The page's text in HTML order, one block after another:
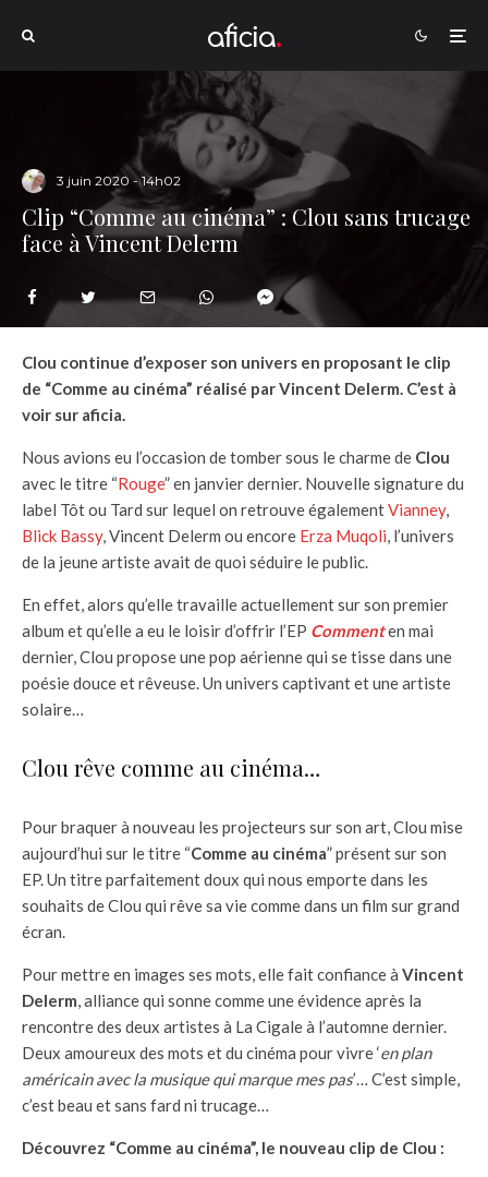
3 juin 2020 - 14h02
Clip “Comme au cinéma” : Clou sans trucage
face à Vincent Delerm
Clou continue d’exposer son univers en proposant le clip
de “Comme au cinéma” réalisé par Vincent Delerm. C’est à
voir sur aficia.
Nous avions eu l’occasion de tomber sous le charme de Clou
avec le titre “Rouge” en janvier dernier. Nouvelle signature du
label Tôt ou Tard sur lequel on retrouve égalementVianney,
Blick Bassy, Vincent Delerm ou encore Erza Muqoli, l’univers
de la jeune artiste avait de quoi séduire le public.
En effet, alors qu’elle travaille actuellement sur son premier
album et qu’elle a eu le loisir d’offrir l’EP Commenten mai
dernier, Clou propose une pop aérienne qui se tisse dans une
poésie douce et rêveuse. Un univers captivant et une artiste
solaire…
Clou rêve comme au cinéma…
Pour braquer à nouveau les projecteurs sur son art, Clou mise
aujourd’hui sur le titre “Comme au cinéma” présent sur son
EP. Un titre parfaitement doux qui nous emporte dans les
souhaits de Clou qui rêve sa vie comme dans un film sur grand
écran.
Pour mettre en images ses mots, elle fait confiance à Vincent
Delerm, alliance qui sonne comme une évidence après la
rencontre des deux artistes à La Cigale à l’automne dernier.
Deux amoureux des mots et du cinéma pour vivre ‘en plan
américain avec la musique qui marque mes pas’… C’est simple,
c’est beau et sans fard ni trucage…
Découvrez “Comme au cinéma”, le nouveau clip de Clou :